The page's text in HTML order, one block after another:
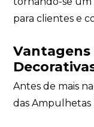
para clientes e
Antes de mais
das Ampulhetas